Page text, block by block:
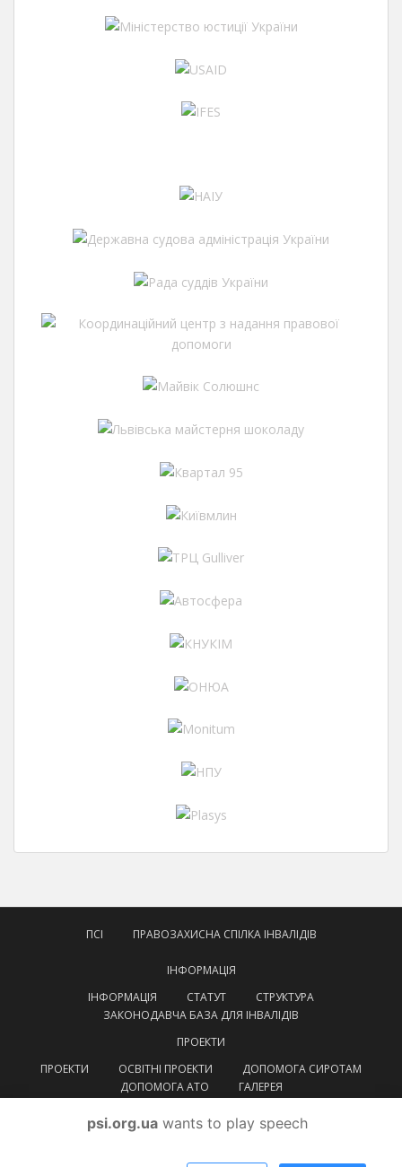
ПСІ ПРАВОЗАХИСНА СПІЛКА ІНВАЛІДІВ
ІНФОРМАЦІЯ
ІНФОРМАЦІЯ
СТАТУТ
СТРУКТУРА
ЗАКОНОДАВЧА БАЗА ДЛЯ ІНВАЛІДІВ
ПРОЕКТИ
ПРОЕКТИ
ОСВІТНІ ПРОЕКТИ
ДОПОМОГА СИРОТАМ
ДОПОМОГА АТО
ГАЛЕРЕЯ
psi.org.ua wants to play speech